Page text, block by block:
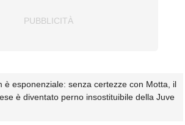
è esponenziale: senza certezze con Motta, il
è diventato perno insostituibile della Juve